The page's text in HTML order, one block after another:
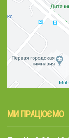
МИ ПРАЦЮЄМО